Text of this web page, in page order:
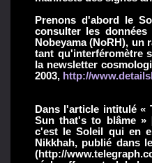
Prenons d'abord le
consulter les données
Nobeyama (NoRH), un
tant qu'interféromètre
la newsletter
2003, http://
Dans l'article intitulé
Sun that's to blâme »
c'est le Soleil qui en
Nikkhah, publié dans
(http://